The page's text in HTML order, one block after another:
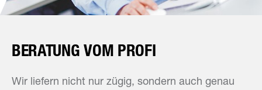
BERATUNG VOM PROFI
Wir liefern nicht nur zügig, sondern auch genau